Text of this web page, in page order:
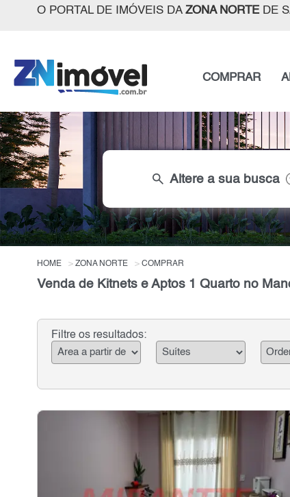
O PORTAL DE IMÓVEIS DA ZONA NORTEDE
COMPRAR
search Altere a sua busca
HOME ZONA NORTE COMPRAR
Venda de Kitnets e Aptos 1 Quarto no
Filtre os resultados: